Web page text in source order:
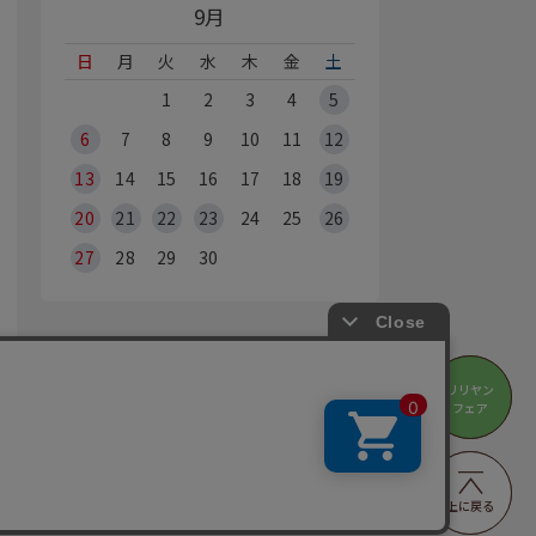
リリヤン
フェア
上に戻る
リリヤン
フェア
上に戻る
9月
日 月 火 水 木 金
土
1
2 3 4
5
6
7 8 9 10 11
12
13
14 15 16 17 18
19
20
21 22 23 24 25
26
27
28 29 30
からのご注文は、24時間承っております
をご覧ください